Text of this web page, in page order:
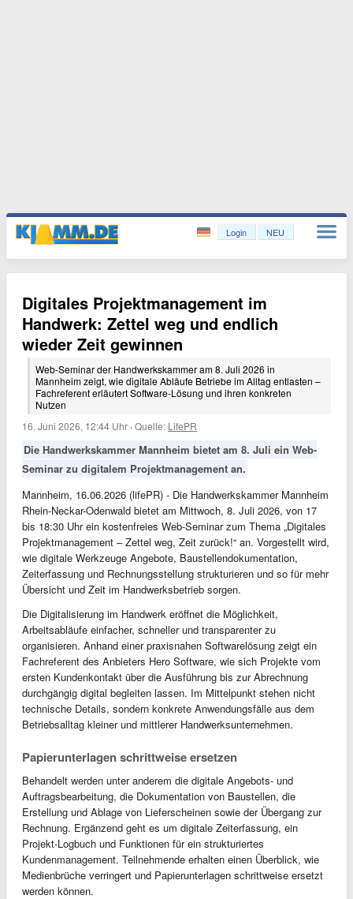
Login NEU
Digitales Projektmanagement im
Handwerk: Zettel weg und endlich
wieder Zeit gewinnen
Web-Seminar der Handwerkskammer am 8. Juli 2026 in
Mannheim zeigt, wie digitale Abläufe Betriebe im Alltag entlasten –
Fachreferent erläutert Software-Lösung und ihren konkreten
Nutzen
16. Juni 2026, 12:44 Uhr ·Quelle: LifePR
Die Handwerkskammer Mannheim bietet am 8. Juli ein Web-
Seminar zu digitalem Projektmanagement an.
Mannheim, 16.06.2026 (lifePR) - Die Handwerkskammer Mannheim
Rhein-Neckar-Odenwald bietet am Mittwoch, 8. Juli 2026, von 17
bis 18:30 Uhr ein kostenfreies Web-Seminar zum Thema „Digitales
Projektmanagement – Zettel weg, Zeit zurück!“ an. Vorgestellt wird,
wie digitale Werkzeuge Angebote, Baustellendokumentation,
Zeiterfassung und Rechnungsstellung strukturieren und so für mehr
Übersicht und Zeit im Handwerksbetrieb sorgen.
Die Digitalisierung im Handwerk eröffnet die Möglichkeit,
Arbeitsabläufe einfacher, schneller und transparenter zu
organisieren. Anhand einer praxisnahen Softwarelösung zeigt ein
Fachreferent des Anbieters Hero Software, wie sich Projekte vom
ersten Kundenkontakt über die Ausführung bis zur Abrechnung
durchgängig digital begleiten lassen. Im Mittelpunkt stehen nicht
technische Details, sondern konkrete Anwendungsfälle aus dem
Betriebsalltag kleiner und mittlerer Handwerksunternehmen.
Papierunterlagen schrittweise ersetzen
Behandelt werden unter anderem die digitale Angebots- und
Auftragsbearbeitung, die Dokumentation von Baustellen, die
Erstellung und Ablage von Lieferscheinen sowie der Übergang zur
Rechnung. Ergänzend geht es um digitale Zeiterfassung, ein
Projekt-Logbuch und Funktionen für ein strukturiertes
Kundenmanagement. Teilnehmende erhalten einen Überblick, wie
Medienbrüche verringert und Papierunterlagen schrittweise ersetzt
werden können.